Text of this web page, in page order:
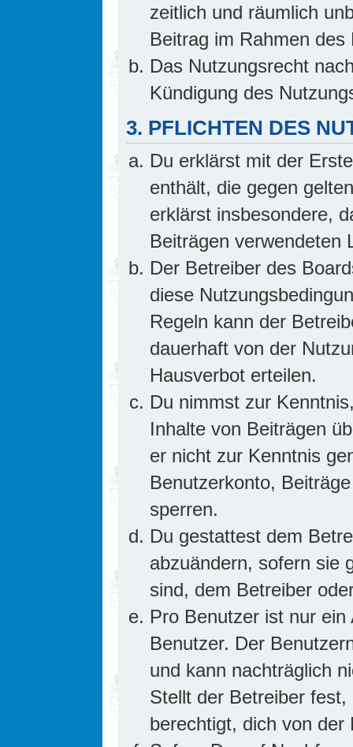
zeitlich und räumlich
Beitrag im Rahmen
Das Nutzungsrecht
Kündigung des
3. PFLICHTEN DES
Du erklärst mit der
enthält, die gegen
erklärst insbesondere,
Beiträgen verwendeten
Der Betreiber des
diese
Regeln kann der
dauerhaft von der
Hausverbot erteilen.
Du nimmst zur
Inhalte von Beiträgen
er nicht zur Kenntnis
Benutzerkonto,
sperren.
Du gestattest dem
abzuändern, sofern sie
sind, dem Betreiber
Pro Benutzer ist nur
Benutzer. Der
und kann nachträglich
Stellt der Betreiber
berechtigt, dich von